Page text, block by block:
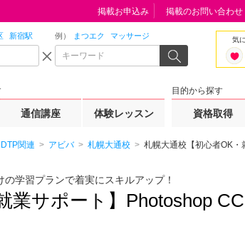
新宿駅 例） まつエク マッサージ 気
通信講座 体験レッスン
目的から探す
資格取得
掲載お申込み 掲載のお問い合わせ
関連 アビバ 札幌大通校
札幌大通校【初心者OK
学習プランで着実にスキルアップ！
業サポート】Photoshop